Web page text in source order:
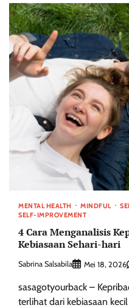
MENTAL HEALTH MINDFUL
SELF-IMPROVEMENT
4 Cara Menganalisis
Kebiasaan Sehari-hari
Sabrina Salsabila Mei 18, 2026
sasagotyourback –
terlihat dari kebiasaan